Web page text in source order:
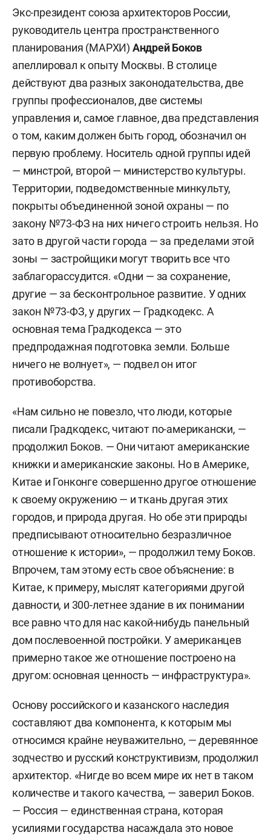
Экс-президент союза архитекторов России,
руководитель центра пространственного
планирования (МАРХИ) Андрей Боков
апеллировал к опыту Москвы. В столице
действуют два разных законодательства, две
группы профессионалов, две системы
управления и, самое главное, два представления
о том, каким должен быть город, обозначил он
первую проблему. Носитель одной группы идей
— минстрой, второй — министерство культуры.
Территории, подведомственные минкульту,
покрыты объединенной зоной охраны — по
закону №73-ФЗ на них ничего строить нельзя. Но
зато в другой части города — за пределами этой
зоны — застройщики могут творить все что
заблагорассудится. «Одни — за сохранение,
другие — за бесконтрольное развитие. У одних
закон №73-ФЗ, у других — Градкодекс. А
основная тема Градкодекса — это
предпродажная подготовка земли. Больше
ничего не волнует», — подвел он итог
противоборства.
«Нам сильно не повезло, что люди, которые
писали Градкодекс, читают по-американски, —
продолжил Боков. — Они читают американские
книжки и американские законы. Но в Америке,
Китае и Гонконге совершенно другое отношение
к своему окружению — и ткань другая этих
городов, и природа другая. Но обе эти природы
предписывают относительно безразличное
отношение к истории», — продолжил тему Боков.
Впрочем, там этому есть свое объяснение: в
Китае, к примеру, мыслят категориями другой
давности, и 300-летнее здание в их понимании
все равно что для нас какой-нибудь панельный
дом послевоенной постройки. У американцев
примерно такое же отношение построено на
другом: основная ценность — инфраструктура».
Основу российского и казанского наследия
составляют два компонента, к которым мы
относимся крайне неуважительно, — деревянное
зодчество и русский конструктивизм, продолжил
архитектор. «Нигде во всем мире их нет в таком
количестве и такого качества, — заверил Боков.
— Россия — единственная страна, которая
усилиями государства насаждала это новое